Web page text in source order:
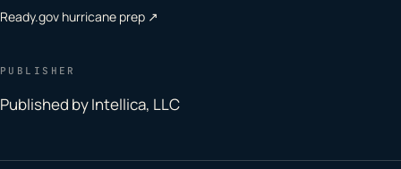
Ready.gov hurricane prep ↗
PUBLISHER
Published by Intellica, LLC